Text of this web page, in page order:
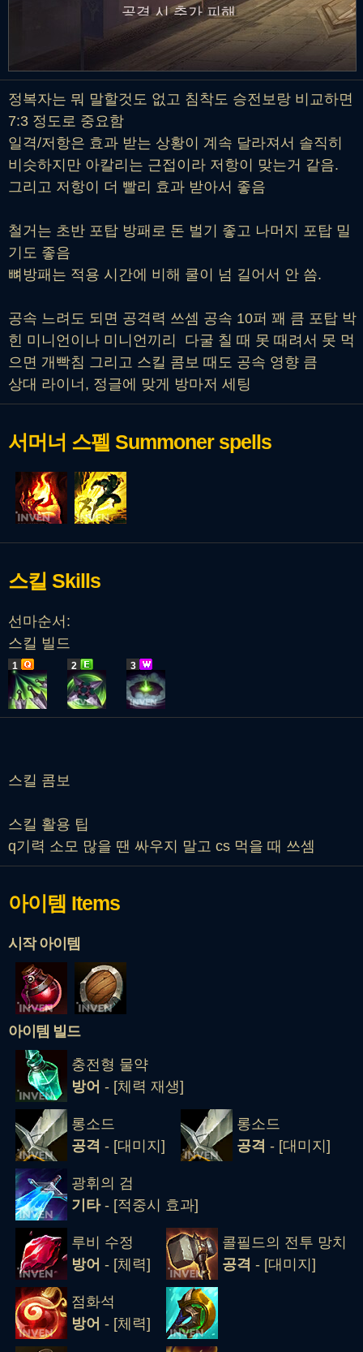
공격 시 추가 피해
정복자는 뭐 말할것도 없고 침착도 승전보랑 비교하면
7:3 정도로 중요함
일격/저항은 효과 받는 상황이 계속 달라져서 솔직히
비슷하지만 아칼리는 근접이라 저항이 맞는거 같음.
그리고 저항이 더 빨리 효과 받아서 좋음
철거는 초반 포탑 방패로 돈 벌기 좋고 나머지 포탑 밀
기도 좋음
뼈방패는 적용 시간에 비해 쿨이 넘 길어서 안 씀.
공속 느려도 되면 공격력 쓰셈 공속 10퍼 꽤 큼 포탑 박
힌 미니언이나 미니언끼리 다굴 칠 때 못 때려서 못 먹
으면 개빡침 그리고 스킬 콤보 때도 공속 영향 큼
상대 라이너, 정글에 맞게 방마저 세팅
서머너 스펠 Summoner spells
스킬 Skills
선마순서:
스킬 빌드
1 2 3
스킬 콤보
스킬 활용 팁
q기력 소모 많을 땐 싸우지 말고 cs 먹을 때 쓰셈
아이템 Items
시작 아이템
아이템 빌드
충전형 물약
방어 - [체력 재생]
롱소드
공격 - [대미지]
롱소드
공격 - [대미지]
광휘의 검
기타- [적중시 효과]
루비 수정
방어 - [체력]
콜필드의 전투 망치
공격 - [대미지]
점화석
방어 - [체력]